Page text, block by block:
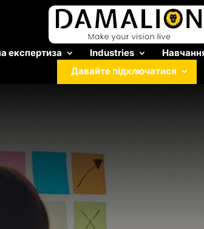
експертиза Industries
Давайте підключатися